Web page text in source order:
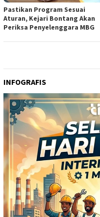
Pastikan Program Sesuai
Aturan, Kejari Bontang Akan
Periksa Penyelenggara MBG
INFOGRAFIS